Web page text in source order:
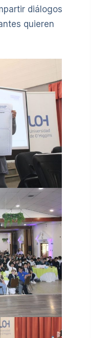
diálogos
quieren